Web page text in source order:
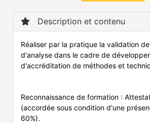
Description et contenu
Réaliser par la pratique la validation
d'analyse dans le cadre de
d'accréditation de méthodes et
Reconnaissance de formation :
(accordée sous condition d'une
60%).